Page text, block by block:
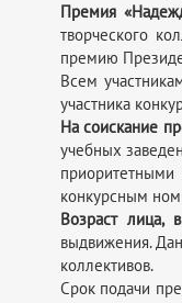
Премия
творческого
премию
Всем
участника
На соискание
учебных
конкурсным
Возраст лица,
выдвижения.
коллективов.
Срок подачи